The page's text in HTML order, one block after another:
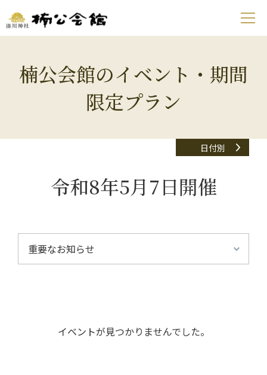
楠公会館のイベント・期間
限定プラン
日付別
令和8年5月7日開催
イベントが見つかりませんでした。